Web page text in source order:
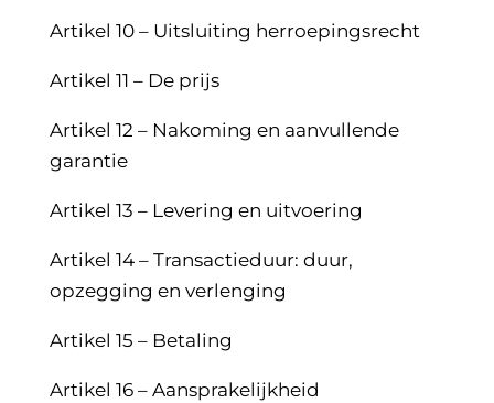
Artikel 10 – Uitsluiting herroepingsrecht
Artikel 11 – De prijs
Artikel 12 – Nakoming en aanvullende
garantie
Artikel 13 – Levering en uitvoering
Artikel 14 – Transactieduur: duur,
opzegging en verlenging
Artikel 15 – Betaling
Artikel 16 – Aansprakelijkheid